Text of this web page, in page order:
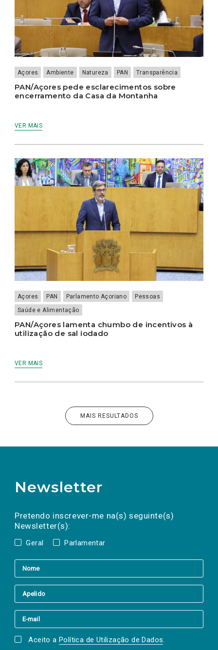
Açores Ambiente Natureza PAN Transparência
PAN/Açores pede esclarecimentos sobre
encerramento da Casa da Montanha
VER MAIS
Açores PAN Parlamento Açoriano
Pessoas
Saúde e Alimentação
PAN/Açores lamenta chumbo de incentivos à
utilização de sal iodado
VER MAIS
MAIS RESULTADOS
Newsletter
Pretendo inscrever-me na(s) seguinte(s)
Newsletter(s):
Geral Parlamentar
a(s) newsletter(s).
mail
Aceito a Política de Utilização de Dados.